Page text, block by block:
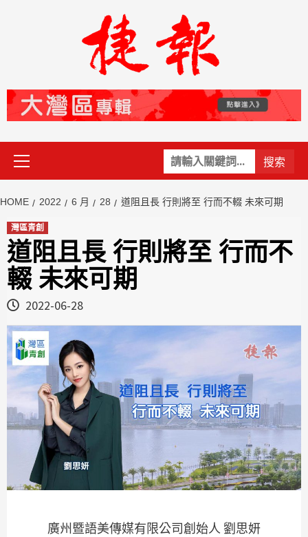
關
鍵
Primary
Menu
HOME 2022 6 月 28 道阻且長 行則將至 行而不輟 未來可期
灣區青創
道阻且長 行則將至 行而不
輟 未來可期
2022-06-28
廣州暨語美傳媒有限公司創始人 劉思妍